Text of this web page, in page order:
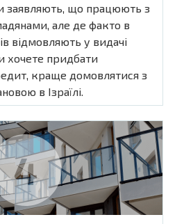
заявляють, що працюють з
але де факто в
відмовляють у видачі
хочете придбати
краще домовлятися з
в Ізраїлі.